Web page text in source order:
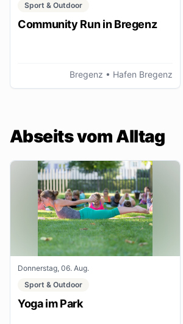
Sport & Outdoor
Community Run in Bregenz
Bregenz • Hafen Bregenz
Abseits vom Alltag
Donnerstag, 06. Aug.
Sport & Outdoor
Yoga im Park